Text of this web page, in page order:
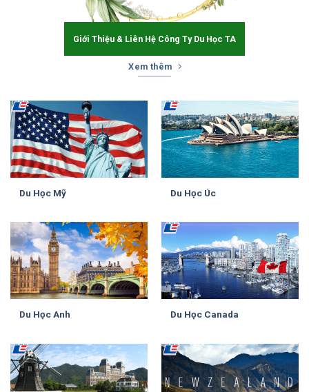
Giới Thiệu & Liên Hệ Công Ty Du Học TA
Xem thêm
Du Học Mỹ Du Học Úc
Du Học Anh Du Học Canada